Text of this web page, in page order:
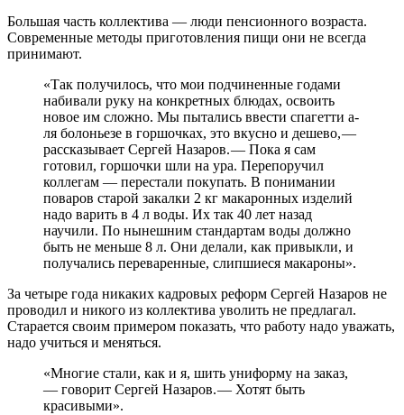
Большая часть коллектива — ​люди пенсионного возраста.
Современные методы приготовления пищи они не всегда
принимают.
«Так получилось, что мои подчиненные годами
набивали руку на конкретных блюдах, освоить
новое им сложно. Мы пытались ввести спагетти а-
ля болоньезе в горшочках, это вкусно и дешево, — ​
рассказывает Сергей Назаров. — ​Пока я сам
готовил, горшочки шли на ура. Перепоручил
коллегам — ​перестали покупать. В понимании
поваров старой закалки 2 кг макаронных изделий
надо варить в 4 л воды. Их так 40 лет назад
научили. По нынешним стандартам воды должно
быть не меньше 8 л. Они делали, как привыкли, и
получались переваренные, слипшиеся макароны».
За четыре года никаких кадровых реформ Сергей Назаров не
проводил и никого из коллектива уволить не предлагал.
Старается своим примером показать, что работу надо уважать,
надо учиться и меняться.
«Многие стали, как и я, шить униформу на заказ,
— ​говорит Сергей Назаров. — ​Хотят быть
красивыми».